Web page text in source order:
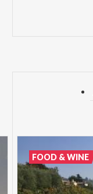
FOOD & WINE